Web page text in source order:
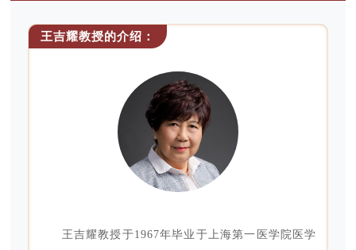
王吉耀教授的介绍：
王吉耀教授于1967年毕业于上海第一医学院医学